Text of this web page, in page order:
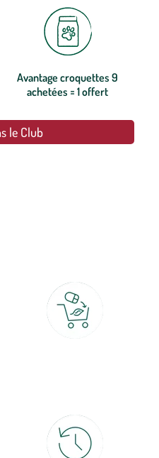
Avantage croquettes 9
achetées = 1 offert
le Club